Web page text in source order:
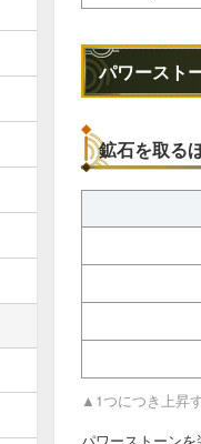
パワースト
鉱石を取る
▲1つにつき上昇